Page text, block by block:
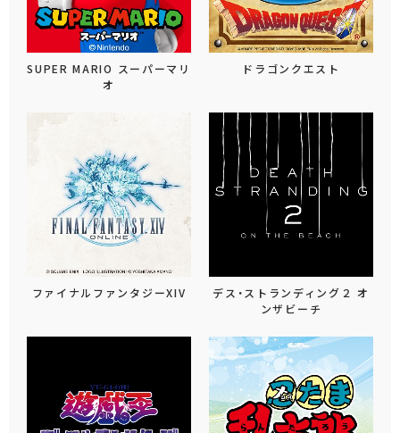
SUPER MARIO スーパーマリ
オ
ドラゴンクエスト
ファイナルファンタジーXIV
デス・ストランディング２ オ
ンザビーチ